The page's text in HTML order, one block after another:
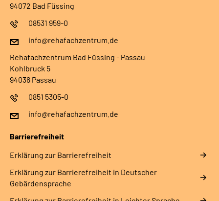
94072 Bad Füssing
08531 959-0
info@rehafachzentrum.de
Rehafachzentrum Bad Füssing - Passau
Kohlbruck 5
94036 Passau
0851 5305-0
info@rehafachzentrum.de
Barrierefreiheit
Erklärung zur Barrierefreiheit
Erklärung zur Barrierefreiheit in Deutscher
Gebärdensprache